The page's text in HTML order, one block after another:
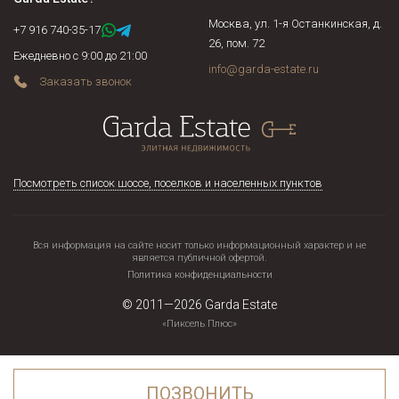
+7 916 740-35-17
Ежедневно с 9:00 до 21:00
Заказать звонок
Москва, ул. 1-я Останкинская, д.
26, пом. 72
info@garda-estate.ru
Посмотреть список шоссе, поселков и населенных пунктов
Вся информация на сайте носит только информационный характер и не
является публичной офертой.
Политика конфиденциальности
© 2011—2026 Garda Estate
«Пиксель Плюс»
ПОЗВОНИТЬ